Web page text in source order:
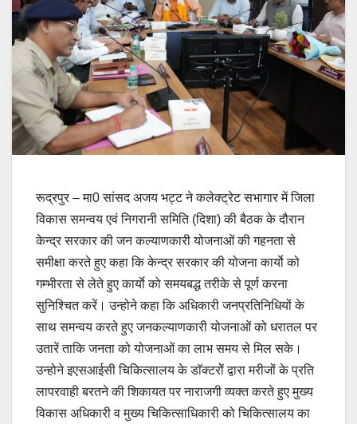
रूद्रपुर – मा0 सांसद अजय भट्ट ने कलेक्ट्रेट सभागार में जिला
विकास समन्वय एवं निगरानी समिति (दिशा) की बैठक के दौरान
केन्द्र सरकार की जन कल्याणकारी योजनाओं की गहनता से
समीक्षा करते हुए कहा कि केन्द्र सरकार की योजना कार्याे को
गम्भीरता से लेते हुए कार्याे को समयबद्ध तरीके से पूर्ण करना
सुनिश्चित करें। उन्होने कहा कि अधिकारी जनप्रतिनिधियों के
साथ समन्वय करते हुए जनकल्याणकारी योजनाओं को धरातल पर
उतारें ताकि जनता को योजनाओं का लाभ समय से मिल सके।
उन्होने इएसआईसी चिकित्सालय के डाॅक्टरोें द्वारा मरीजों के प्रति
लापरवाही बरतने की शिकायत पर नाराजगी व्यक्त करते हुए मुख्य
विकास अधिकारी व मुख्य चिकित्साधिकारी को चिकित्सालय का